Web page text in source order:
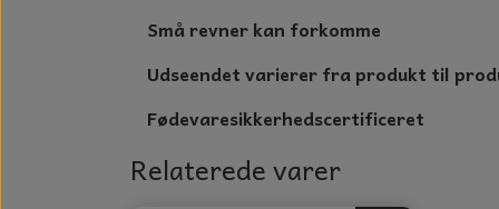
Små revner kan forkomme
Udseendet varierer fra produkt til
Fødevaresikkerhedscertificeret
Relaterede varer